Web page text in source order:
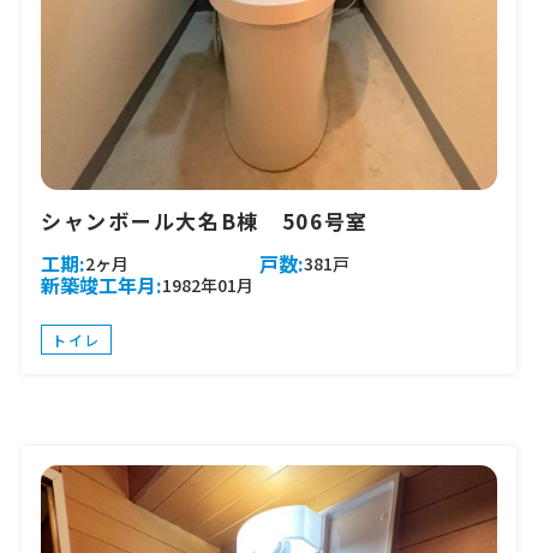
シャンボール大名B棟 506号室
工期:2ヶ月 戸数:381戸
新築竣工年月:1982年01月
トイレ